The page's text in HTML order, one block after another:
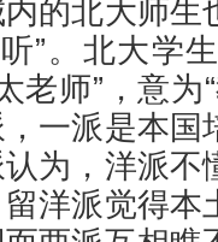
的北大师生
”。北大学
老师”，意为
一派是本国
为，洋派不
洋派觉得本